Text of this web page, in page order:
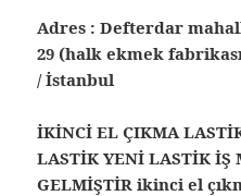
Adres : Defterdar
29 (halk ekmek
/ İstanbul
İKİNCİ EL ÇIKMA
LASTİK YENİ LASTİK İŞ
GELMİŞTİR ikinci el